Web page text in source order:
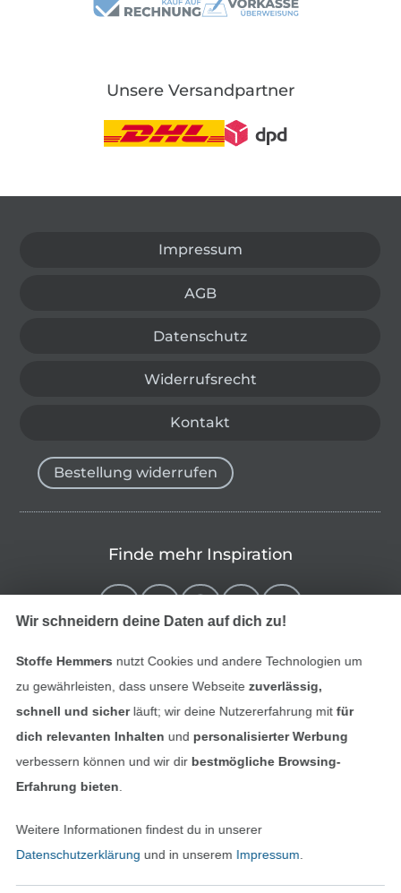
Unsere Versandpartner
Impressum
AGB
Datenschutz
Widerrufsrecht
Kontakt
Alle Preise inkl. der gesetzl. MwSt.
Bestellung widerrufen
Finde mehr Inspiration
Deutsch
Wir schneidern deine Daten auf dich zu!
Stoffe Hemmers nutzt Cookies und andere Technologien um
zu gewährleisten, dass unsere Webseite zuverlässig,
schnell und sicherläuft; wir deine Nutzererfahrung mitfür
dich relevanten Inhalten und personalisierter Werbung
verbessern können und wir dir bestmögliche Browsing-
Erfahrung bieten
Weitere Informationen findest du in unserer
Datenschutzerklärung und in unserem Impressum